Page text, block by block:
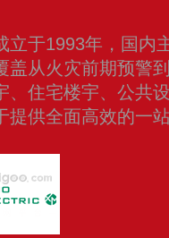
立于1993年，国内
盖从火灾前期预警
、住宅楼宇、公共
提供全面高效的一